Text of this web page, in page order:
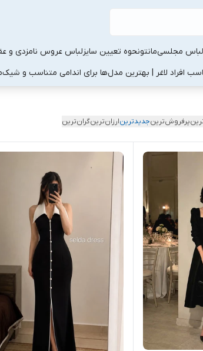
لباس مجلسیمانتونحوه تعیین سایزلباس عروس نامزدی و
افراد لاغر | بهترین مدل‌ها برای اندامی متناسب و شیک
پرفروش‌ترینجدیدترینارزان‌ترینگران‌ترین